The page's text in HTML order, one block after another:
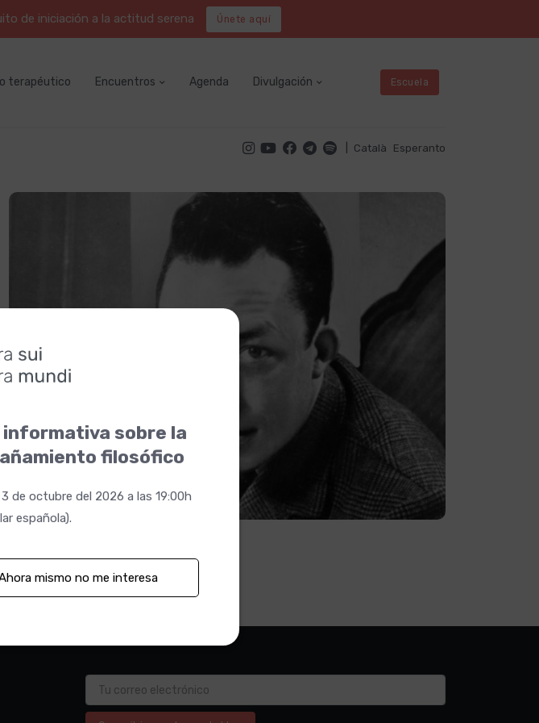
de iniciación a la actitud serena Únete aquí
terapéutico Encuentros Agenda Divulgación Escuela
Català Esperanto
sobre la
filosófico
de octubre del 2026 a las 19:00h
española).
mismo no me interesa